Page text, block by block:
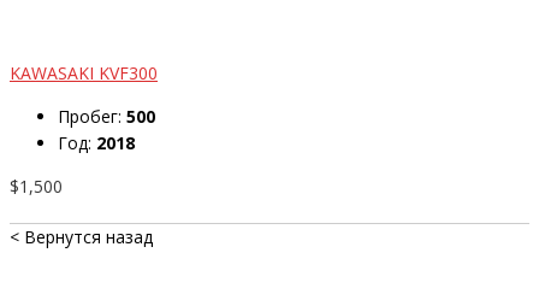
KAWASAKI KVF300
Пробег: 500
Год: 2018
$1,500
< Вернутся назад